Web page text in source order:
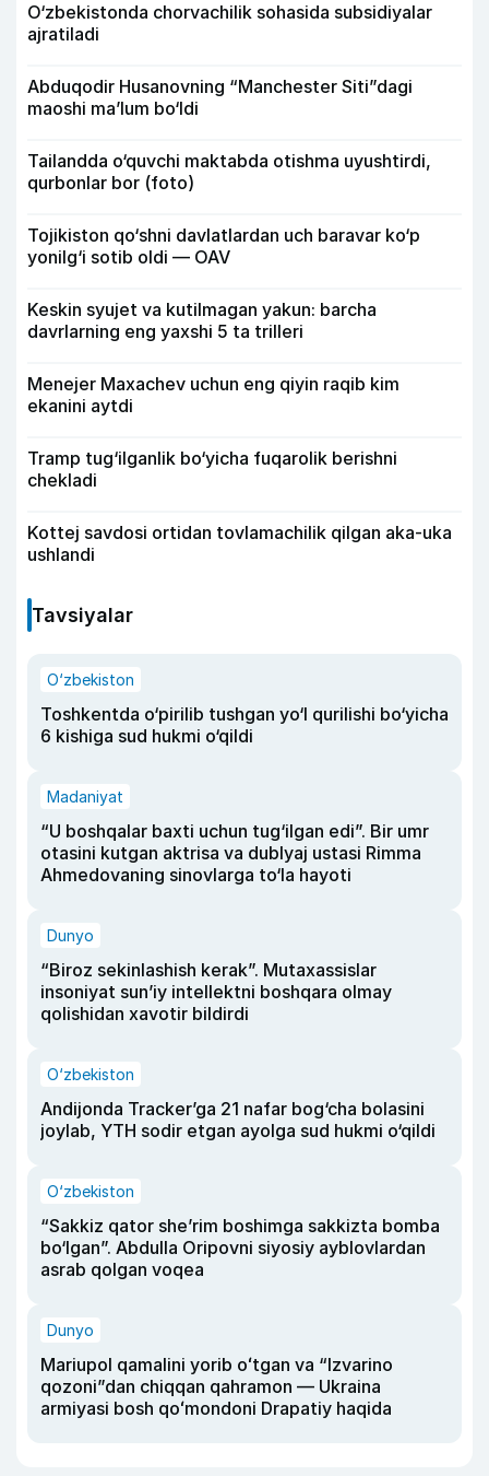
O‘zbekistonda chorvachilik sohasida subsidiyalar
ajratiladi
Abduqodir Husanovning “Manchester Siti”dagi
maoshi ma’lum bo‘ldi
Tailandda o‘quvchi maktabda otishma uyushtirdi,
qurbonlar bor (foto)
Tojikiston qo‘shni davlatlardan uch baravar ko‘p
yonilg‘i sotib oldi — OAV
Keskin syujet va kutilmagan yakun: barcha
davrlarning eng yaxshi 5 ta trilleri
Menejer Maxachev uchun eng qiyin raqib kim
ekanini aytdi
Tramp tug‘ilganlik bo‘yicha fuqarolik berishni
chekladi
Kottej savdosi ortidan tovlamachilik qilgan aka-uka
ushlandi
Tavsiyalar
O‘zbekiston
Toshkentda o‘pirilib tushgan yo‘l qurilishi bo‘yicha
6 kishiga sud hukmi o‘qildi
Madaniyat
“U boshqalar baxti uchun tug‘ilgan edi”. Bir umr
otasini kutgan aktrisa va dublyaj ustasi Rimma
Ahmedovaning sinovlarga to‘la hayoti
Dunyo
“Biroz sekinlashish kerak”. Mutaxassislar
insoniyat sun’iy intellektni boshqara olmay
qolishidan xavotir bildirdi
O‘zbekiston
Andijonda Tracker’ga 21 nafar bog‘cha bolasini
joylab, YTH sodir etgan ayolga sud hukmi o‘qildi
O‘zbekiston
“Sakkiz qator she’rim boshimga sakkizta bomba
bo‘lgan”. Abdulla Oripovni siyosiy ayblovlardan
asrab qolgan voqea
Dunyo
Mariupol qamalini yorib oʻtgan va “Izvarino
qozoni”dan chiqqan qahramon — Ukraina
armiyasi bosh qoʻmondoni Drapatiy haqida